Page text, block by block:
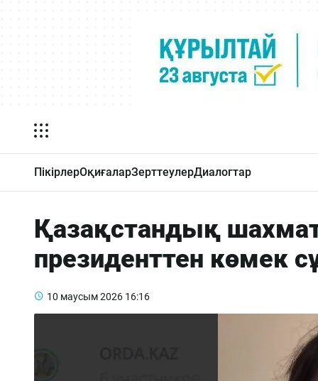
ПікірлерОқиғаларЗерттеулерДиалогтар
Қазақстандық
президенттен көмек
10 маусым 2026 16:16